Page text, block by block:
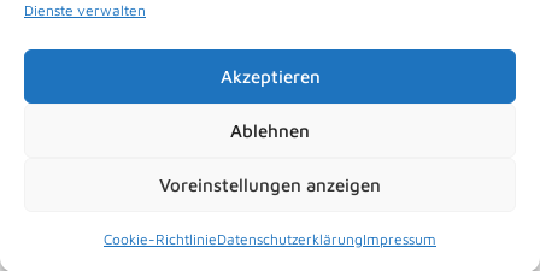
Dienste verwalten
Akzeptieren
Ablehnen
Voreinstellungen anzeigen
Cookie-RichtlinieDatenschutzerklärungImpressum
Datenschutz
Cookies (EU)
Vertrag widerrufen